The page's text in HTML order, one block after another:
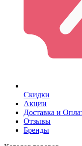
Скидки
Акции
Доставка и
Отзывы
Бренды